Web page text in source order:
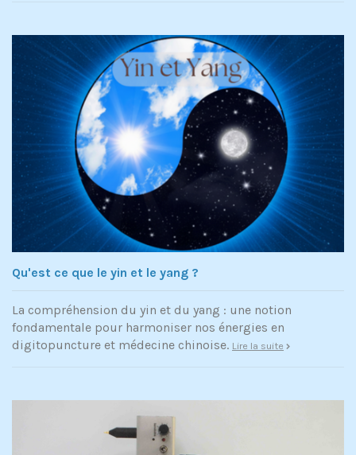
Qu'est ce que le yin et le yang ?
La compréhension du yin et du yang : une notion
fondamentale pour harmoniser nos énergies en
digitopuncture et médecine chinoise. Lire la suite